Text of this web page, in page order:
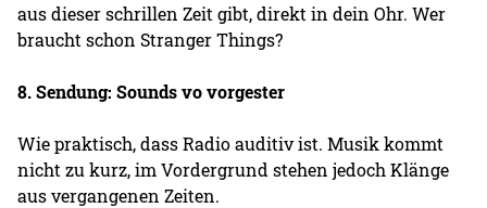
aus dieser schrillen Zeit gibt, direkt in dein Ohr. Wer
braucht schon Stranger Things?
8. Sendung: Sounds vo vorgester
Wie praktisch, dass Radio auditiv ist. Musik kommt
nicht zu kurz, im Vordergrund stehen jedoch Klänge
aus vergangenen Zeiten.